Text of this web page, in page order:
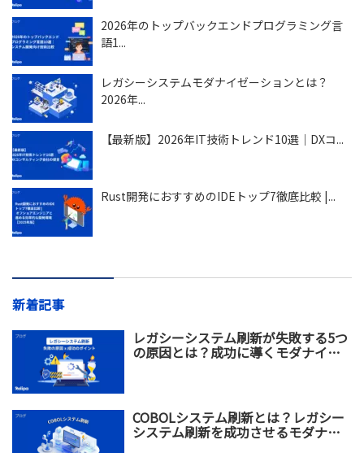
2026年のトップバックエンドプログラミング言
語1...
レガシーシステムモダナイゼーションとは？
2026年...
【最新版】2026年IT技術トレンド10選｜DXコ...
Rust開発におすすめのIDEトップ7徹底比較 |...
新着記事
レガシーシステム刷新が失敗する5つ
の原因とは？成功に導くモダナイゼ
COBOLシステム刷新とは？レガシー
システム刷新を成功させるモダナイ